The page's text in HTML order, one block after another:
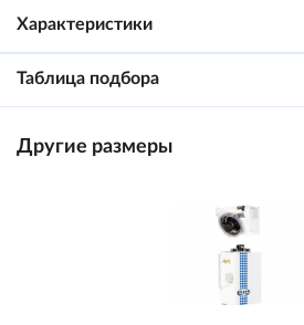
Характеристики
Таблица подбора
Другие размеры